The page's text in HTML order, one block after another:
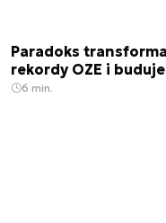
Paradoks
rekordy OZE i
6 min.